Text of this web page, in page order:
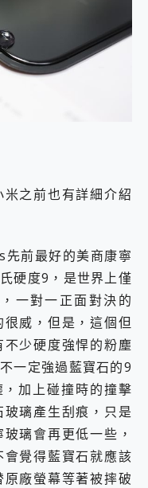
之前也有詳細介紹
前最好的美商康寧
硬度9，是世界上僅
一對一正面對決的
威，但是，這個但
少硬度強悍的粉塵
一定強過藍寶石的9
加上碰撞時的撞擊
璃產生刮痕，只是
璃會再更低一些，
覺得藍寶石就應該
廠螢幕等著被摔破